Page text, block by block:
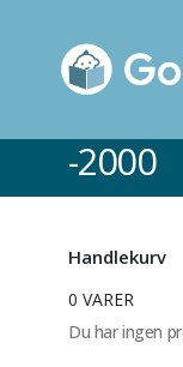
-2000
Handlekurv
0 VARER
Du har ingen